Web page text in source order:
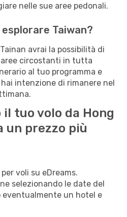
nelle sue aree pedonali.
Taiwan?
avrai la possibilità di
circostanti in tutta
al tuo programma e
intenzione di rimanere nel
tuo volo da Hong
un prezzo più
voli su eDreams.
selezionando le date del
un hotel e